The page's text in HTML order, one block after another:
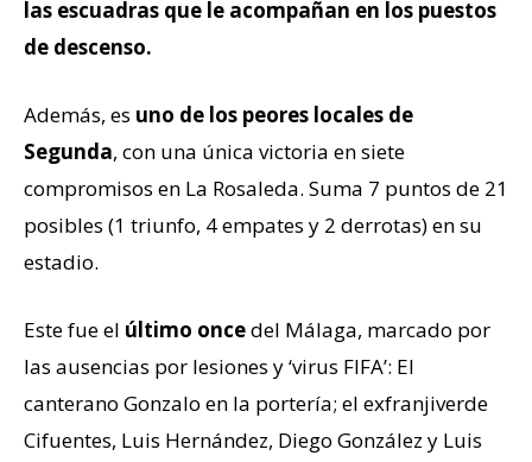
las escuadras que le acompañan en los puestos
de descenso.
Además, es uno de los peores locales de
Segunda, con una única victoria en siete
compromisos en La Rosaleda. Suma 7 puntos de 21
posibles (1 triunfo, 4 empates y 2 derrotas) en su
estadio.
Este fue el último oncedel Málaga, marcado por
las ausencias por lesiones y ‘virus FIFA’: El
canterano Gonzalo en la portería; el exfranjiverde
Cifuentes, Luis Hernández, Diego González y Luis